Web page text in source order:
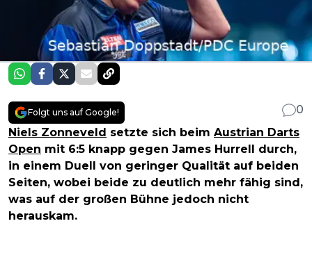
Folgt uns auf Google!
0
Niels Zonneveld setzte sich beim Austrian Darts
Open mit 6:5 knapp gegen James Hurrell durch,
in einem Duell von geringer Qualität auf beiden
Seiten, wobei beide zu deutlich mehr fähig sind,
was auf der großen Bühne jedoch nicht
herauskam.